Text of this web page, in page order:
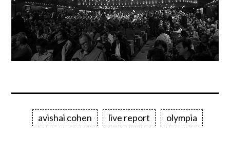
avishai cohen live report olympia